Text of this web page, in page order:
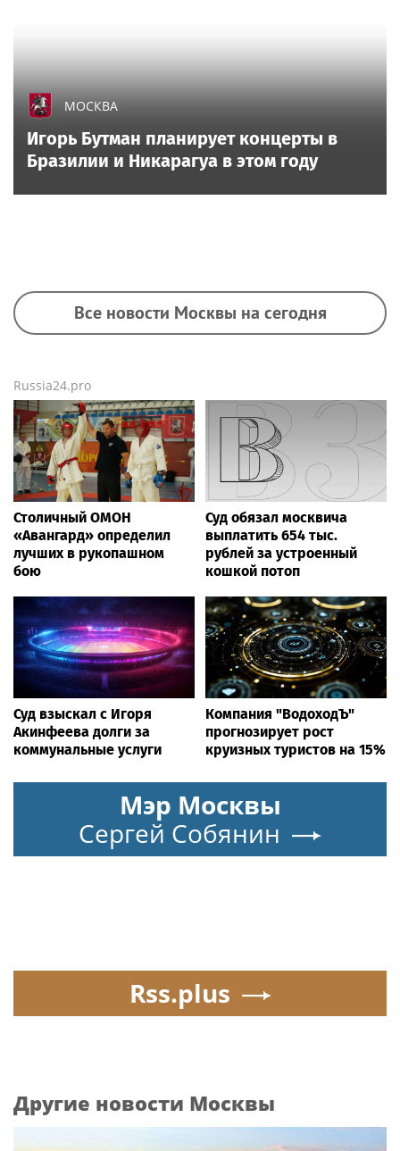
МОСКВА
Игорь Бутман планирует концерты в
Бразилии и Никарагуа в этом году
Все новости Москвы на сегодня
Russia24.pro
Столичный ОМОН
«Авангард» определил
лучших в рукопашном
бою
Суд обязал москвича
выплатить 654 тыс.
рублей за устроенный
кошкой потоп
Суд взыскал с Игоря
Акинфеева долги за
коммунальные услуги
Компания "ВодоходЪ"
прогнозирует рост
круизных туристов на 15%
Мэр Москвы
Сергей Собянин
Rss.plus
Другие новости Москвы